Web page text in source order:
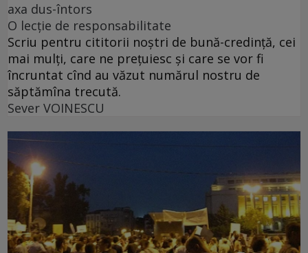
axa dus-întors
O lecție de responsabilitate
Scriu pentru cititorii noștri de bună-credință, cei
mai mulți, care ne prețuiesc și care se vor fi
încruntat cînd au văzut numărul nostru de
săptămîna trecută.
Sever VOINESCU